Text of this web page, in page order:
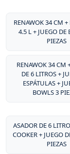
RENAWOK 34 CM
4.5 L + JUEGO DE
PIEZAS
RENAWOK 34 CM
DE 6 LITROS +
ESPÁTULAS +
BOWLS 3
ASADOR DE 6
COOKER + JUEGO
PIEZAS